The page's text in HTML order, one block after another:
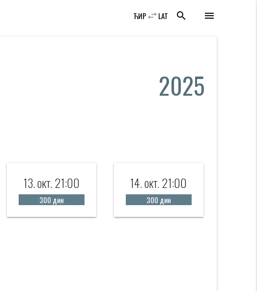
menu
search
LAT
swap_horiz
ЋИР
2025
13. окт. 21:00
300 дин
14. окт. 21:00
300 дин